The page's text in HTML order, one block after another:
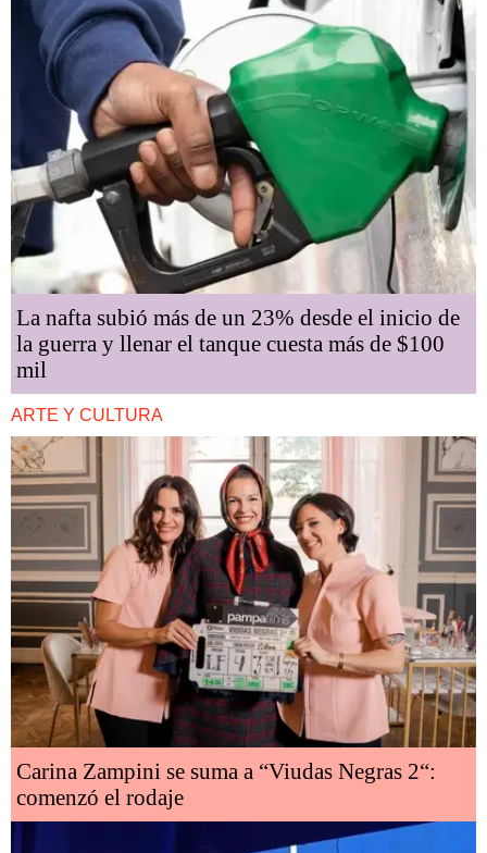
La nafta subió más de un 23% desde el inicio de
la guerra y llenar el tanque cuesta más de $100
mil
ARTE Y CULTURA
Carina Zampini se suma a “Viudas Negras 2“:
comenzó el rodaje